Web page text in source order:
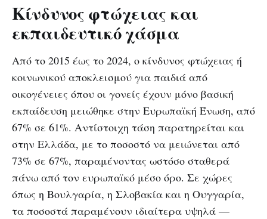
Κίνδυνος φτώχειας και
εκπαιδευτικό χάσμα
Από το 2015 έως το 2024, ο κίνδυνος φτώχειας ή
κοινωνικού αποκλεισμού για παιδιά από
οικογένειες όπου οι γονείς έχουν μόνο βασική
εκπαίδευση μειώθηκε στην Ευρωπαϊκή Ένωση, από
67% σε 61%. Αντίστοιχη τάση παρατηρείται και
στην Ελλάδα, με το ποσοστό να μειώνεται από
73% σε 67%, παραμένοντας ωστόσο σταθερά
πάνω από τον ευρωπαϊκό μέσο όρο. Σε χώρες
όπως η Βουλγαρία, η Σλοβακία και η Ουγγαρία,
τα ποσοστά παραμένουν ιδιαίτερα υψηλά —